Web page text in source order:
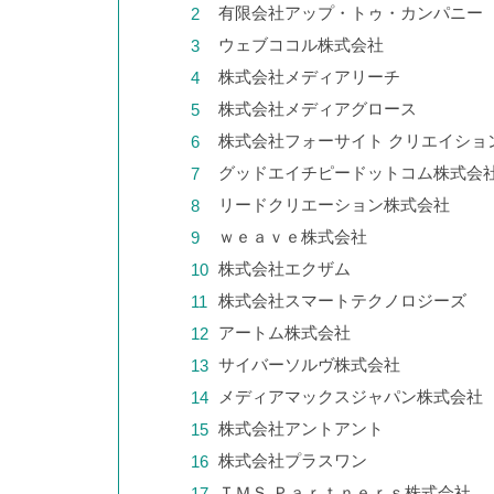
SEOに強いホームページとは？
特徴・作り方・制作会社の選び
方を解説
有限会社アップ・トゥ・カンパニー
ウェブココル株式会社
株式会社メディアリーチ
株式会社メディアグロース
株式会社フォーサイト クリエイショ
グッドエイチピードットコム株式会
リードクリエーション株式会社
ｗｅａｖｅ株式会社
株式会社エクザム
株式会社スマートテクノロジーズ
アートム株式会社
サイバーソルヴ株式会社
メディアマックスジャパン株式会社
株式会社アントアント
株式会社プラスワン